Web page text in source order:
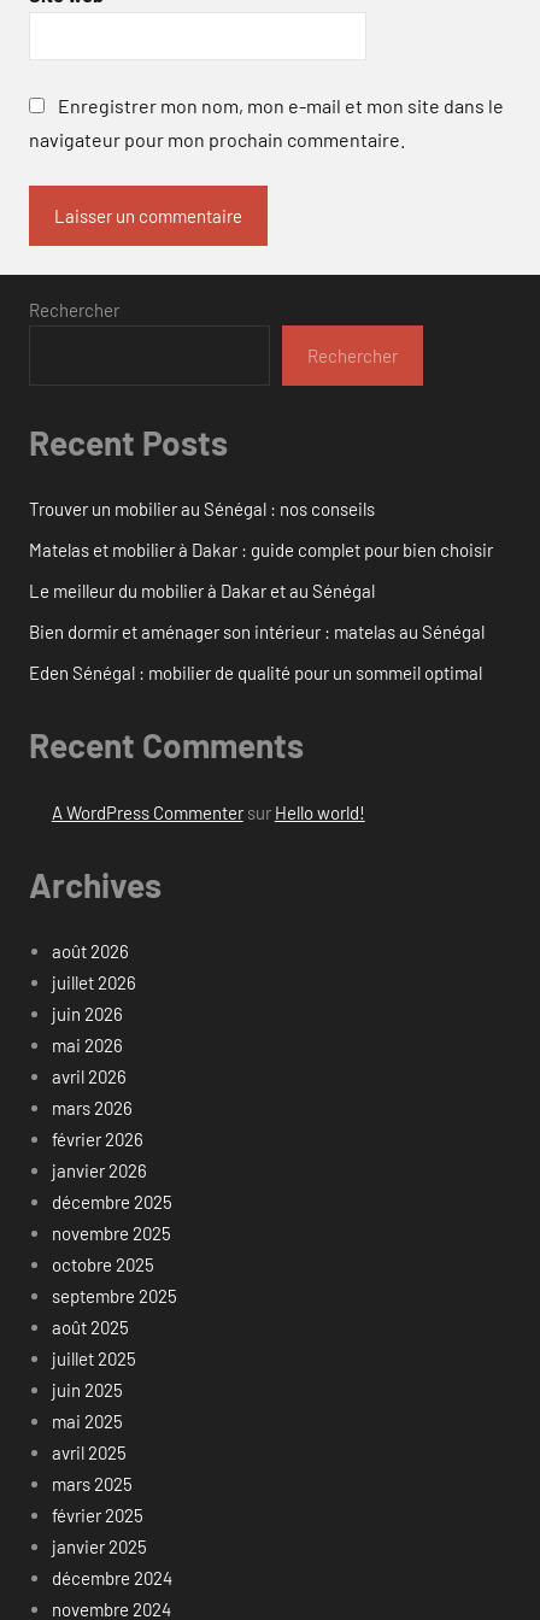
Enregistrer mon nom, mon e-mail et mon site dans le
navigateur pour mon prochain commentaire.
Rechercher
Rechercher
Recent Posts
Trouver un mobilier au Sénégal : nos conseils
Matelas et mobilier à Dakar : guide complet pour bien choisir
Le meilleur du mobilier à Dakar et au Sénégal
Bien dormir et aménager son intérieur : matelas au Sénégal
Eden Sénégal : mobilier de qualité pour un sommeil optimal
Recent Comments
A WordPress Commentersur Hello world!
Archives
août 2026
juillet 2026
juin 2026
mai 2026
avril 2026
mars 2026
février 2026
janvier 2026
décembre 2025
novembre 2025
octobre 2025
septembre 2025
août 2025
juillet 2025
juin 2025
mai 2025
avril 2025
mars 2025
février 2025
janvier 2025
décembre 2024
novembre 2024